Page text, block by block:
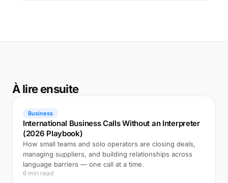
À lire ensuite
Business
International Business Calls Without an Interpreter
(2026 Playbook)
How small teams and solo operators are closing deals,
managing suppliers, and building relationships across
language barriers — one call at a time.
6 min read